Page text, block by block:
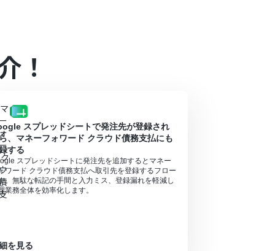
！
スプレッドシートで発注先が登録され
、マネーフォワード クラウド債務支払にも
する
スプレッドシートに発注先を追加するとマネー
ワード クラウド債務支払へ取引先を登録するフロー
。無駄な転記の手間と入力ミス、登録漏れを軽減し
業務全体を効率化します。
を見る